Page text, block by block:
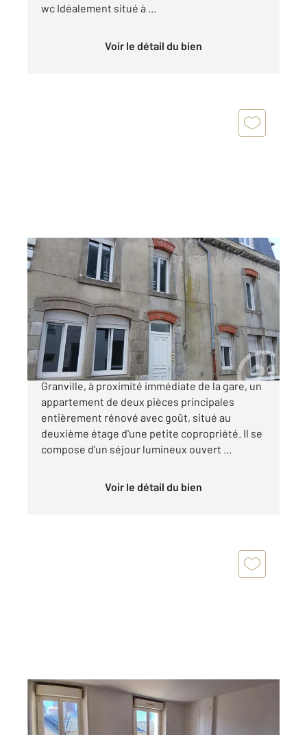
wc Idéalement situé à ...
Voir le détail du bien
GRANVILLE 50
47 m
, 2 pièces
Ref : 44961
Appartement F2 à vendre
155 000 €
CENTURY 21 Royer Immo vous propose à
Granville, à proximité immédiate de la gare, un
appartement de deux pièces principales
entièrement rénové avec goût, situé au
deuxième étage d'une petite copropriété. Il se
compose d'un séjour lumineux ouvert ...
Voir le détail du bien
GRANVILLE 50
47,90 m2
, 2 pièces
Ref : 43409